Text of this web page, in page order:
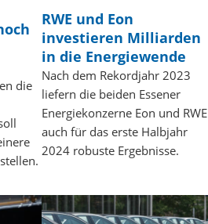
die
RWE und Eon
investieren Milliarden
in die Energiewende
Nach dem Rekordjahr 2023
liefern die beiden Essener
Energiekonzerne Eon und RWE
auch für das erste Halbjahr
2024 robuste Ergebnisse.